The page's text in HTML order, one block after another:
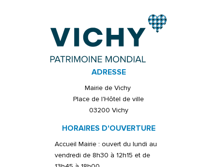
ADRESSE
Mairie de Vichy
Place de l'Hôtel de ville
03200 Vichy
HORAIRES D'OUVERTURE
Accueil Mairie : ouvert du lundi au
vendredi de 8h30 à 12h15 et de